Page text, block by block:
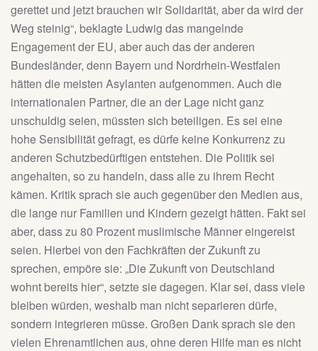
gerettet und jetzt brauchen wir Solidarität, aber da wird der
Weg steinig“, beklagte Ludwig das mangelnde
Engagement der EU, aber auch das der anderen
Bundesländer, denn Bayern und Nordrhein-Westfalen
hätten die meisten Asylanten aufgenommen. Auch die
internationalen Partner, die an der Lage nicht ganz
unschuldig seien, müssten sich beteiligen. Es sei eine
hohe Sensibilität gefragt, es dürfe keine Konkurrenz zu
anderen Schutzbedürftigen entstehen. Die Politik sei
angehalten, so zu handeln, dass alle zu ihrem Recht
kämen. Kritik sprach sie auch gegenüber den Medien aus,
die lange nur Familien und Kindern gezeigt hätten. Fakt sei
aber, dass zu 80 Prozent muslimische Männer eingereist
seien. Hierbei von den Fachkräften der Zukunft zu
sprechen, empöre sie: „Die Zukunft von Deutschland
wohnt bereits hier“, setzte sie dagegen. Klar sei, dass viele
bleiben würden, weshalb man nicht separieren dürfe,
sondern integrieren müsse. Großen Dank sprach sie den
vielen Ehrenamtlichen aus, ohne deren Hilfe man es nicht